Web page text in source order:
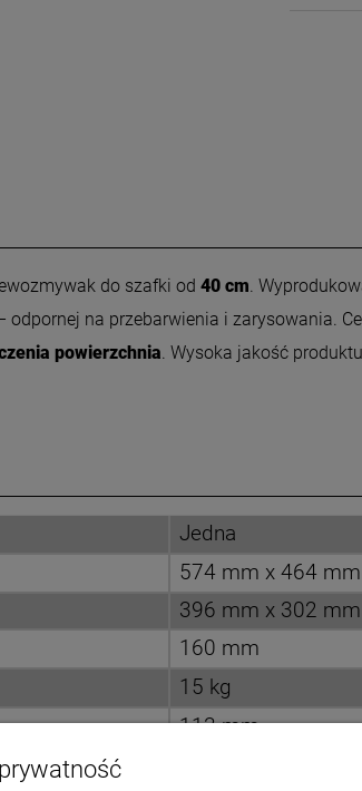
do szafki od 40 cm.
odpornej na przebarwienia i zarysowania.
powierzchnia. Wysoka jakość
Jedna
574 mm x 464 mm
396 mm x 302 mm
160 mm
15 kg
113 mm